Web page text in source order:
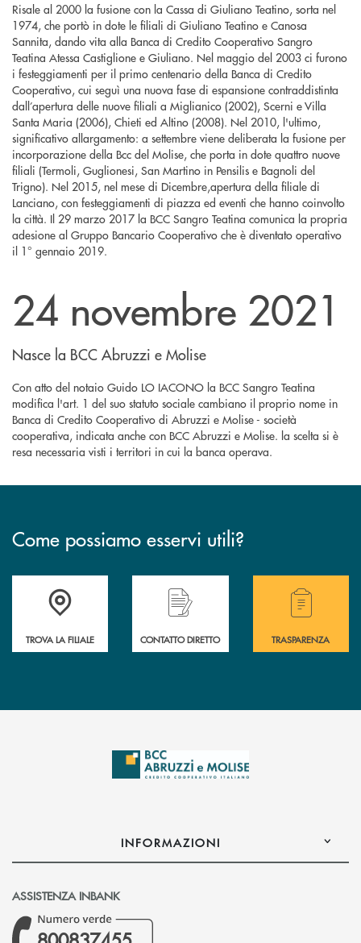
Risale al 2000 la fusione con la Cassa di Giuliano Teatino, sorta nel
1974, che portò in dote le filiali di Giuliano Teatino e Canosa
Sannita, dando vita alla Banca di Credito Cooperativo Sangro
Teatina Atessa Castiglione e Giuliano. Nel maggio del 2003 ci furono
i festeggiamenti per il primo centenario della Banca di Credito
Cooperativo, cui seguì una nuova fase di espansione contraddistinta
dall’apertura delle nuove filiali a Miglianico (2002), Scerni e Villa
Santa Maria (2006), Chieti ed Altino (2008). Nel 2010, l'ultimo,
significativo allargamento: a settembre viene deliberata la fusione per
incorporazione della Bcc del Molise, che porta in dote quattro nuove
filiali (Termoli, Guglionesi, San Martino in Pensilis e Bagnoli del
Trigno). Nel 2015, nel mese di Dicembre,apertura della filiale di
Lanciano, con festeggiamenti di piazza ed eventi che hanno coinvolto
la città. Il 29 marzo 2017 la BCC Sangro Teatina comunica la propria
adesione al Gruppo Bancario Cooperativo che è diventato operativo
il 1° gennaio 2019.
24 novembre 2021
Nasce la BCC Abruzzi e Molise
Con atto del notaio Guido LO IACONO la BCC Sangro Teatina
modifica l'art. 1 del suo statuto sociale cambiano il proprio nome in
Banca di Credito Cooperativo di Abruzzi e Molise - società
cooperativa, indicata anche con BCC Abruzzi e Molise. la scelta si è
resa necessaria visti i territori in cui la banca operava.
Come possiamo esservi utili?
Accedi all' elenco completo delle filiali .
TROVA LA FILIALE CONTATTO DIRETTO
Hai bisogno di
TRASPARENZA
INFORMAZIONI
ASSISTENZA INBANK